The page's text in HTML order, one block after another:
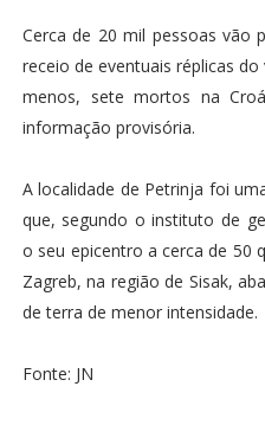
Cerca de 20 mil pessoas vão
receio de eventuais réplicas
menos, sete mortos na
informação provisória.
A localidade de Petrinja foi
que, segundo o instituto de
o seu epicentro a cerca de 50
Zagreb, na região de Sisak,
de terra de menor intensidade.
Fonte: JN